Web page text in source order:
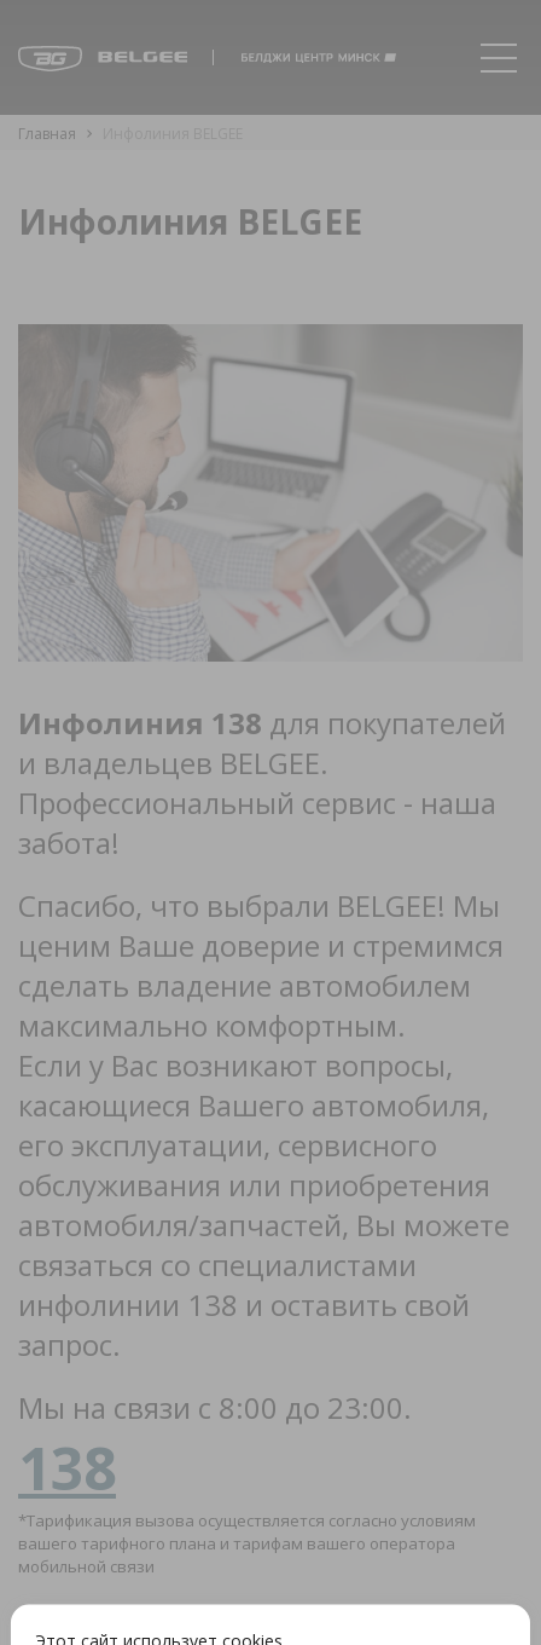
Главная
Инфолиния BELGEE
Инфолиния 138 для покупателей
и владельцев BELGEE.
Профессиональный сервис - наша
забота!
Спасибо, что выбрали BELGEE! Мы
ценим Ваше доверие и стремимся
сделать владение автомобилем
максимально комфортным.
Если у Вас возникают вопросы,
касающиеся Вашего автомобиля,
его эксплуатации, сервисного
обслуживания или приобретения
автомобиля/запчастей, Вы можете
связаться со специалистами
инфолинии 138 и оставить свой
запрос.
Мы на связи с 8:00 до 23:00.
138
*Тарификация вызова осуществляется согласно условиям
вашего тарифного плана и тарифам вашего оператора
мобильной связи
Этот сайт использует cookies